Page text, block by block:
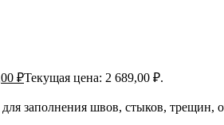
₽Текущая цена: 2 689,00 ₽.
заполнения швов, стыков, трещин,